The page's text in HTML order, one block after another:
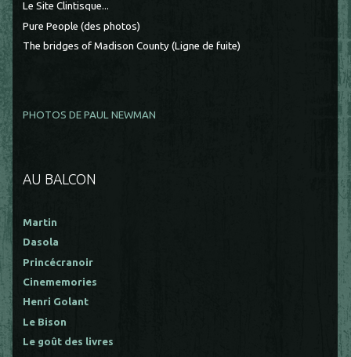
Le Site Clintisque...
Pure People (des photos)
The bridges of Madison County (Ligne de fuite)
PHOTOS DE PAUL NEWMAN
AU BALCON
Martin
Dasola
Princécranoir
Cinememories
Henri Golant
Le Bison
Le goût des livres